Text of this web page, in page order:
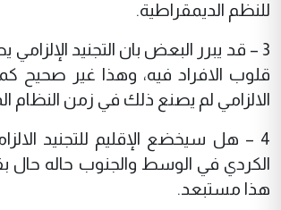
للنظم الديمقراطية.
3 – قد يبرر البعض بان التجنيد
قلوب الافراد فيه، وهذا غير صحيح كما
الالزامي لم يصنع ذلك في زمن النظام
4 – هل سيخضع الإقليم للتجنيد
الكردي في الوسط والجنوب حاله حال
هذا مستبعد.